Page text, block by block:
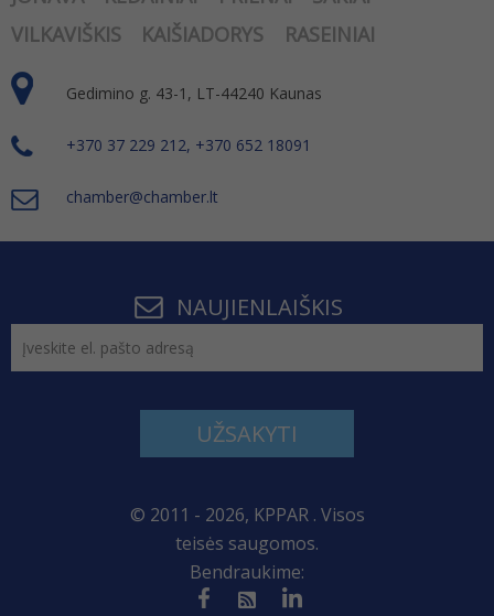
VILKAVIŠKIS
KAIŠIADORYS RASEINIAI
Gedimino g. 43-1, LT-44240 Kaunas
+370 37 229 212, +370 652 18091
chamber@chamber.lt
NAUJIENLAIŠKIS
UŽSAKYTI
© 2011 - 2026, KPPAR . Visos
teisės saugomos.
Bendraukime: